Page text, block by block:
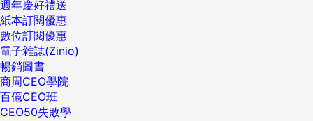
週年慶好禮送
紙本訂閱優惠
數位訂閱優惠
電子雜誌(Zinio)
暢銷圖書
商周CEO學院
百億CEO班
CEO50失敗學